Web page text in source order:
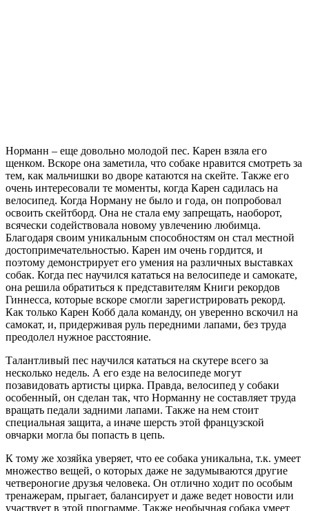
Норманн – еще довольно молодой пес. Карен взяла его
щенком. Вскоре она заметила, что собаке нравится смотреть за
тем, как мальчишки во дворе катаются на скейте. Также его
очень интересовали те моменты, когда Карен садилась на
велосипед. Когда Норману не было и года, он попробовал
освоить скейтборд. Она не стала ему запрещать, наоборот,
всячески содействовала новому увлечению любимца.
Благодаря своим уникальным способностям он стал местной
достопримечательностью. Карен им очень гордится, и
поэтому демонстрирует его умения на различных выставках
собак. Когда пес научился кататься на велосипеде и самокате,
она решила обратиться к представителям Книги рекордов
Гиннесса, которые вскоре смогли зарегистрировать рекорд.
Как только Карен Кобб дала команду, он уверенно вскочил на
самокат, и, придерживая руль передними лапами, без труда
преодолел нужное расстояние.
Талантливый пес научился кататься на скутере всего за
несколько недель. А его езде на велосипеде могут
позавидовать артисты цирка. Правда, велосипед у собаки
особенный, он сделан так, что Норманну не составляет труда
вращать педали задними лапами. Также на нем стоит
специальная защита, а иначе шерсть этой французской
овчарки могла бы попасть в цепь.
К тому же хозяйка уверяет, что ее собака уникальна, т.к. умеет
множество вещей, о которых даже не задумываются другие
четвероногие друзья человека. Он отлично ходит по особым
тренажерам, прыгает, балансирует и даже ведет новости или
участвует в этой программе. Также необычная собака умеет